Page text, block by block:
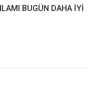
BUGÜN DAHA İYİ